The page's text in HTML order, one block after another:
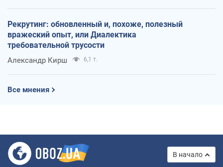
Рекрутинг: обновленный и, похоже, полезный
вражеский опыт, или Диалектика
требовательной трусости
Александр Кирш 6,1 т.
Все мнения
В начало